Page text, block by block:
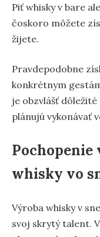
Piť whisky v bare
čoskoro môžete
žijete.
Pravdepodobne
konkrétnym
je obzvlášť
plánujú vykonávať
whisky vo
Výroba whisky v
svoj skrytý talent.